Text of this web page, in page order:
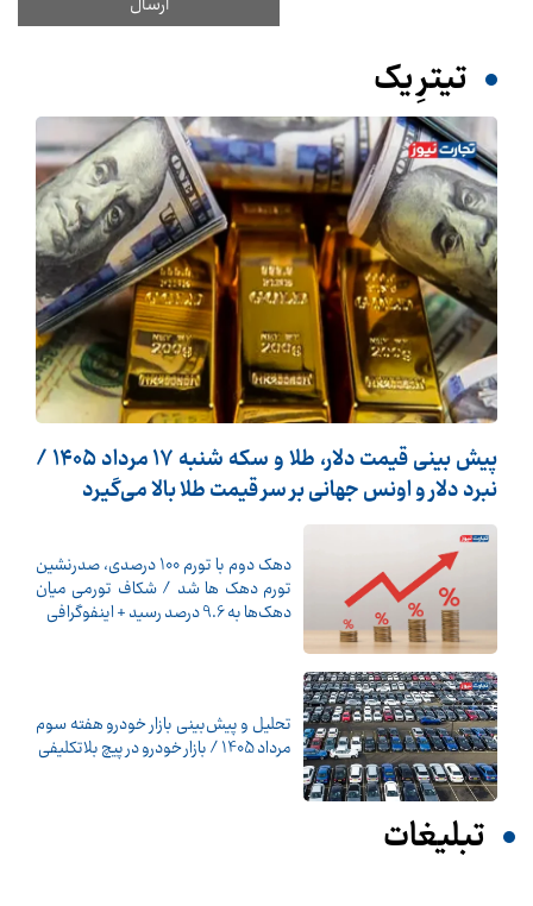
تیترِ یک
پیش ‌بینی قیمت دلار، طلا و سکه شنبه ۱۷ مرداد ۱۴۰۵ /
نبرد دلار و اونس جهانی بر سر قیمت طلا بالا می‌گیرد
دهک دوم با تورم 100 درصدی، صدرنشین
تورم دهک ها شد / شکاف تورمی میان
دهک‌ها به 9.6 درصد رسید + اینفوگرافی
تحلیل و پیش‌بینی بازار خودرو هفته سوم
مرداد 1405 / بازار خودرو در پیچ بلاتکلیفی
تبلیغات